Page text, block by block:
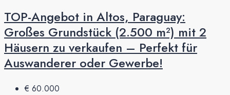
TOP-Angebot in Altos, Paraguay:
Großes Grundstück (2.500 m²) mit 2
Häusern zu verkaufen – Perfekt für
Auswanderer oder Gewerbe!
€ 60.000